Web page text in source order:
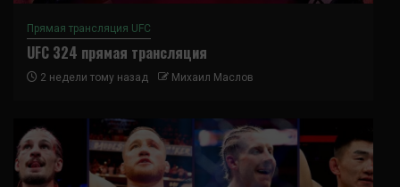
Прямая трансляция UFC
UFC 324 прямая трансляция
2 недели тому назад Михаил Маслов